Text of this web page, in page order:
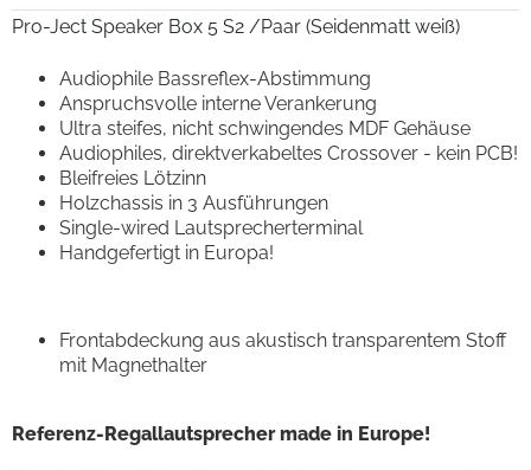
Pro-Ject Speaker Box 5 S2 /Paar (Seidenmatt weiß)
Audiophile Bassreflex-Abstimmung
Anspruchsvolle interne Verankerung
Ultra steifes, nicht schwingendes MDF Gehäuse
Audiophiles, direktverkabeltes Crossover - kein PCB!
Bleifreies Lötzinn
Holzchassis in 3 Ausführungen
Single-wired Lautsprecherterminal
Handgefertigt in Europa!
Frontabdeckung aus akustisch transparentem Stoff
mit Magnethalter
Referenz-Regallautsprecher made in Europe!